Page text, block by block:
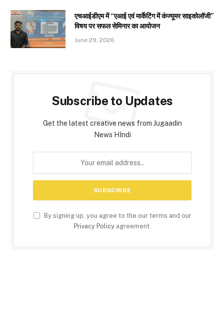
एचआईडीएम में “एआई एवं मार्केटिंग में कंज्यूमर साइकोलॉजी”
विषय पर सफल सेमिनार का आयोजन
June 29, 2026
Subscribe to Updates
Get the latest creative news from Jugaadin
News HIndi
By signing up, you agree to the our terms and our
Privacy Policyagreement.